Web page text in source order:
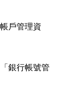
戶管理資
銀行帳號管